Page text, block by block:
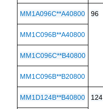
MM1A096C**A40800 96
MM1C096B**A40800
MM1C096C**B40800
MM1C096B**B20800
MM1D124B**B40800 124